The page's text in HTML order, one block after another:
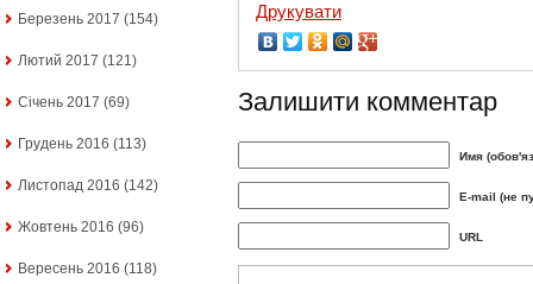
Березень 2017 (154)
Лютий 2017 (121)
Січень 2017 (69)
Грудень 2016 (113)
Листопад 2016 (142)
Жовтень 2016 (96)
Вересень 2016 (118)
Друкувати
Залишити комментар
Имя
E-mail (не
URL